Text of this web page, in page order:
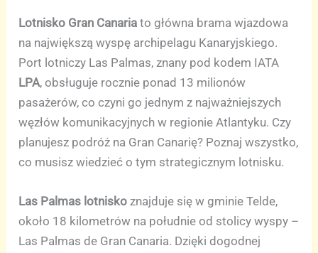
Lotnisko Gran Canaria to główna brama wjazdowa
na największą wyspę archipelagu Kanaryjskiego.
Port lotniczy Las Palmas, znany pod kodem IATA
LPA, obsługuje rocznie ponad 13 milionów
pasażerów, co czyni go jednym z najważniejszych
węzłów komunikacyjnych w regionie Atlantyku. Czy
planujesz podróż na Gran Canarię? Poznaj wszystko,
co musisz wiedzieć o tym strategicznym lotnisku.
Las Palmas lotnisko znajduje się w gminie Telde,
około 18 kilometrów na południe od stolicy wyspy –
Las Palmas de Gran Canaria. Dzięki dogodnej